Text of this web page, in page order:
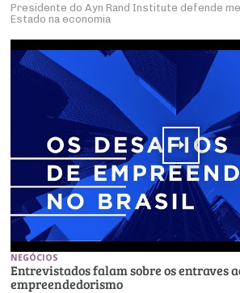
Presidente do Ayn Rand Institute defende
Estado na economia
NEGÓCIOS
Entrevistados falam sobre os entraves
empreendedorismo